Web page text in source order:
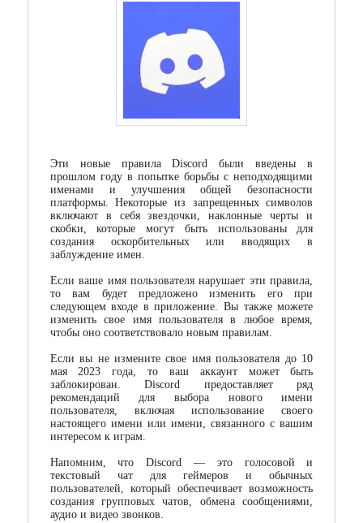
Организация файлов
Работа с CD/DVD
Разгон и мониторинг
Системные утилиты
Тестирование онлайн
Другие программы
Эти новые правила Discord были введены в
прошлом году в попытке борьбы с неподходящими
именами и улучшения общей безопасности
платформы. Некоторые из запрещенных символов
включают в себя звездочки, наклонные черты и
скобки, которые могут быть использованы для
создания оскорбительных или вводящих в
заблуждение имен.
Если ваше имя пользователя нарушает эти правила,
то вам будет предложено изменить его при
следующем входе в приложение. Вы также можете
изменить свое имя пользователя в любое время,
чтобы оно соответствовало новым правилам.
Если вы не измените свое имя пользователя до 10
мая 2023 года, то ваш аккаунт может быть
заблокирован. Discord предоставляет ряд
рекомендаций для выбора нового имени
пользователя, включая использование своего
настоящего имени или имени, связанного с вашим
интересом к играм.
Напомним, чтоDiscord — это голосовой и
текстовый чат для геймеров и обычных
пользователей, который обеспечивает возможность
создания групповых чатов, обмена сообщениями,
аудио и видео звонков.